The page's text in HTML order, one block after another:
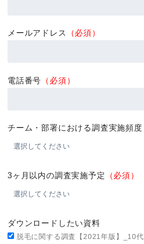
メールアドレス （必須）
電話番号 （必須）
チーム・部署における調査実施頻度
3ヶ月以内の調査実施予定 （必須）
ダウンロードしたい資料
脱毛に関する調査【2021年版】_10代